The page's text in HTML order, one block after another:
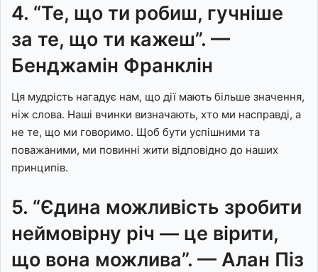
4. “Те, що ти робиш, гучніше
за те, що ти кажеш”. —
Бенджамін Франклін
Ця мудрість нагадує нам, що дії мають більше значення,
ніж слова. Наші вчинки визначають, хто ми насправді, а
не те, що ми говоримо. Щоб бути успішними та
поважаними, ми повинні жити відповідно до наших
принципів.
5. “Єдина можливість зробити
неймовірну річ — це вірити,
що вона можлива”. — Алан Піз